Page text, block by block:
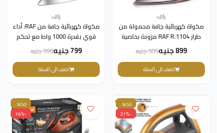
راف
مكواة كهربائية جافة محمولة من
طراز RAF R.1104 مزودة بخاصية
- فضي/رمادي(ضمان 3 سنوات)
899 جنيه 999 جنيه
اضف الى السلة
راف
مكواة كهربائية جافة من RAF: أداء
قوي بقدرة 1000 واط مع تحكم
في درجة الحرارة وقاعدة
متينة(ضمان 3 سنوات)
799 جنيه 999 جنيه
اضف الى السلة
جديد
-21%
جديد
-14%